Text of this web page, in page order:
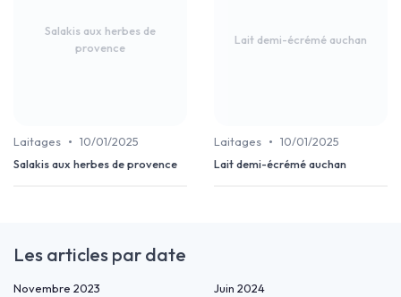
Salakis aux herbes de
provence
Laitages • 10/01/2025
Salakis aux herbes de provence
Lait demi-écrémé auchan
Laitages • 10/01/2025
Lait demi-écrémé auchan
Les articles par date
Novembre 2023
Juin 2024